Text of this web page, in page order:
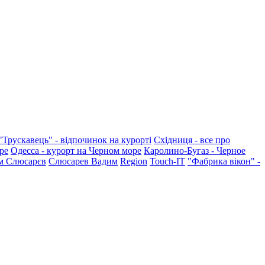
- відпочинок на курорті Східниця - все про
Одесса - курорт на Черном море Каролино-Бугаз - Черное
Слюсарєв Слюсарев Вадим Region Touch-IT "Фабрика вікон" -